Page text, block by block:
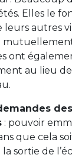
Elles le
leurs autres
ont
au lieu
: pouvoir
que cela
sortie de